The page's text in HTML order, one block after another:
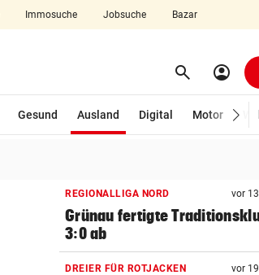
Immosuche Jobsuche Bazar
search Suchen
account_circle
Gesund Ausland
Digital
Motor
REGIONALLIGA NORD vor
Grünau fertigte
3:0 ab
DREIER FÜR ROTJACKEN vor